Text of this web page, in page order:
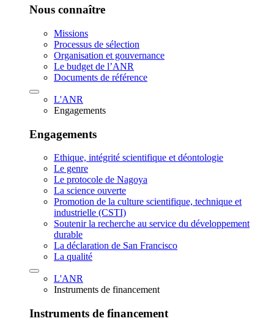
Nous connaître
Missions
Processus de sélection
Organisation et gouvernance
Le budget de l’ANR
Documents de référence
L'ANR
Engagements
Engagements
Ethique, intégrité scientifique et déontologie
Le genre
Le protocole de Nagoya
La science ouverte
Promotion de la culture scientifique, technique et
industrielle (CSTI)
Soutenir la recherche au service du développement
durable
La déclaration de San Francisco
La qualité
L'ANR
Instruments de financement
Instruments de financement